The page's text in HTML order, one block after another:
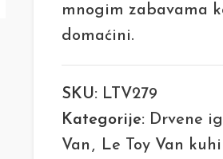
mnogim zabavama
domaćini.
SKU: LTV279
Kategorije: Drvene
Van , Le Toy Van